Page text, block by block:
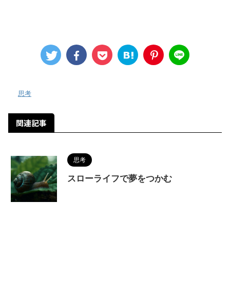
思考
関連記事
思考
スローライフで夢をつかむ